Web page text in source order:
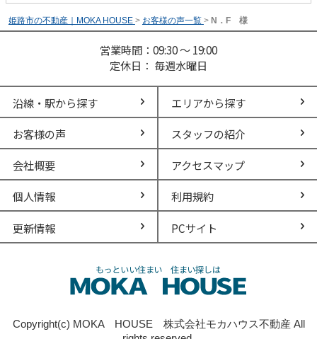
姫路市の不動産｜MOKA HOUSE > お客様の声一覧 > N．F 様
営業時間：09:30 ～ 19:00
定休日： 毎週水曜日
沿線・駅から探す エリアから探す
お客様の声 スタッフの紹介
会社概要 アクセスマップ
個人情報 利用規約
更新情報 PCサイト
Copyright(c) MOKA HOUSE 株式会社モカハウス不動産 All